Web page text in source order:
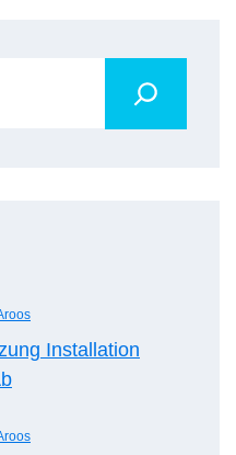
Installation